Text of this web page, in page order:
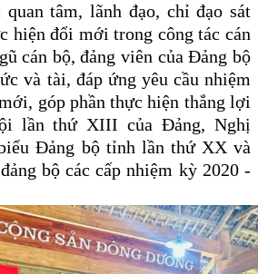
tâm, lãnh đạo, chỉ đạo sát
hiệnđổi mới trong công tác cán
cán bộ, đảng viên của Đảng bộ
và tài, đáp ứng yêu cầu nhiệm
góp phần thực hiện thắng lợi
lần thứ XIII của Đảng, Nghị
Đảng bộ tỉnh lần thứ XX và
bộ các cấp nhiệm kỳ 2020 -